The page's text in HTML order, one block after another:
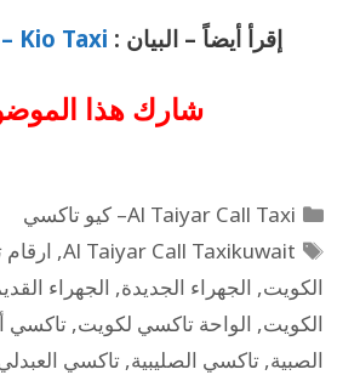
إقرأ أيضاً – البيان : Kio Taxi – كيو تاكسي
شارك هذا
Al Taiyar Call Taxi– كيو تاكسي
Al Taiyar Call Taxikuwait
,
الكويت, الجهراء الجديدة, الجهراء
الكويت, الواحة تاكسي لكويت, تاكسي
الصبية, تاكسي الصليبية, تاكسي